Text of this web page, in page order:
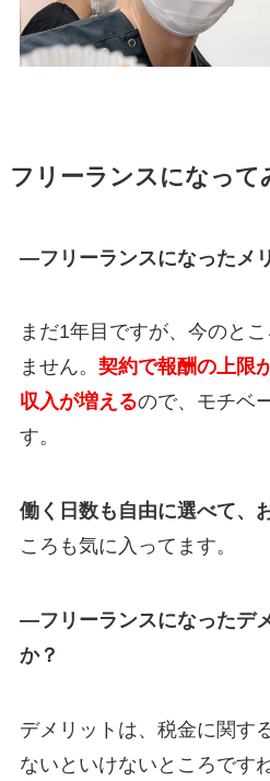
フリーランスになって
―フリーランスになったメ
まだ1年目ですが、今のと
ません。 契約で報酬の上限
収入が増えるので、モチベ
す。
働く日数も自由に選べて、
ころも気に入ってます。
―フリーランスになったデ
か？
デメリットは、税金に関す
ないといけないところです